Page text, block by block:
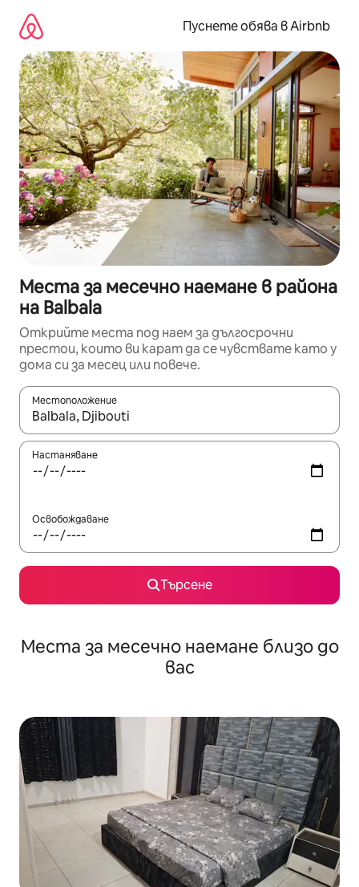
съдържанието
Пуснете обява в Airbnb
Места за месечно наемане в района
на Balbala
Открийте места под наем за дългосрочни
престои, които ви карат да се чувствате като у
дома си за месец или повече.
Местоположение
Когато резултатите се покажат, използвайте
Настаняване
Освобождаване
Търсене
Места за месечно наемане близо до
вас